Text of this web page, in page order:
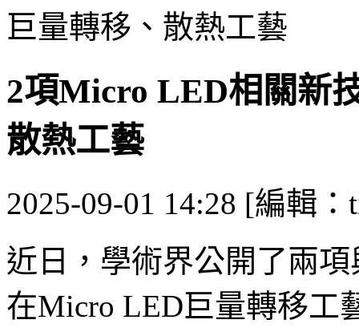
巨量轉移、散熱工藝
2項Micro LED相關新
散熱工藝
2025-09-01 14:28 [編輯：
近日，學術界公開了兩
在Micro LED巨量轉移工